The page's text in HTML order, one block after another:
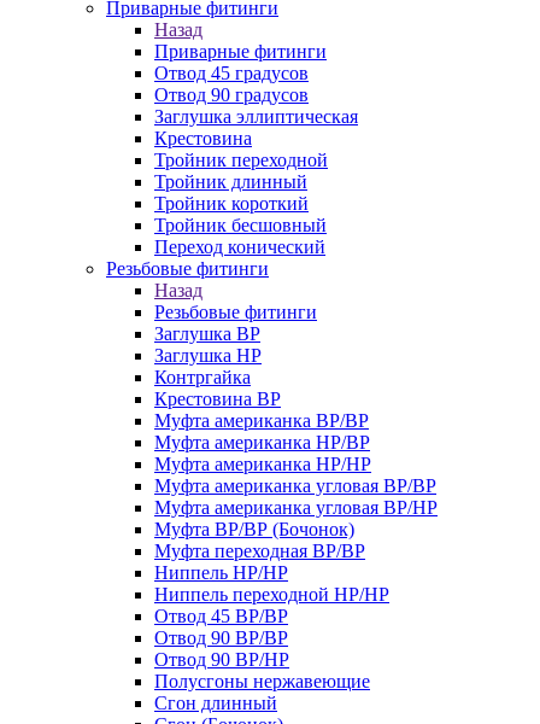
Приварные фитинги
Назад
Приварные фитинги
Отвод 45 градусов
Отвод 90 градусов
Заглушка эллиптическая
Крестовина
Тройник переходной
Тройник длинный
Тройник короткий
Тройник бесшовный
Переход конический
Резьбовые фитинги
Назад
Резьбовые фитинги
Заглушка ВР
Заглушка НР
Контргайка
Крестовина ВР
Муфта американка ВР/ВР
Муфта американка НР/ВР
Муфта американка НР/НР
Муфта американка угловая ВР/ВР
Муфта американка угловая ВР/НР
Муфта ВР/ВР (Бочонок)
Муфта переходная ВР/ВР
Ниппель НР/НР
Ниппель переходной НР/НР
Отвод 45 ВР/ВР
Отвод 90 ВР/ВР
Отвод 90 ВР/НР
Полусгоны нержавеющие
Сгон длинный